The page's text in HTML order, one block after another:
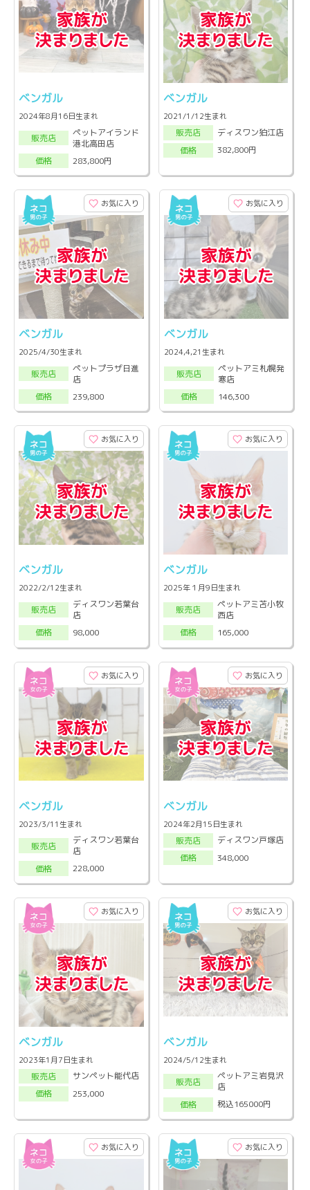
ベンガル
2024年8月16日生まれ
販売店
ペットアイランド
港北高田店
価格
283,800円
ベンガル
2021/1/12生まれ
販売店
ディスワン狛江店
価格
382,800円
お気に入り
ベンガル
2025/4/30生まれ
販売店
ペットプラザ日進
店
価格
239,800
お気に入り
ベンガル
2024,4,21生まれ
販売店
ペットアミ札幌発
寒店
価格
146,300
お気に入り
ベンガル
2022/2/12生まれ
販売店
ディスワン若葉台
店
価格
98,000
お気に入り
ベンガル
2025年１月9日生まれ
販売店
ペットアミ苫小牧
西店
価格
165,000
お気に入り
ベンガル
2023/3/11生まれ
販売店
ディスワン若葉台
店
価格
228,000
お気に入り
ベンガル
2024年2月15日生まれ
販売店
ディスワン戸塚店
価格
348,000
お気に入り
ベンガル
2023年1月7日生まれ
販売店
サンペット能代店
価格
253,000
お気に入り
ベンガル
2024/5/12生まれ
販売店
ペットアミ岩見沢
店
価格
税込165000円
お気に入り お気に入り